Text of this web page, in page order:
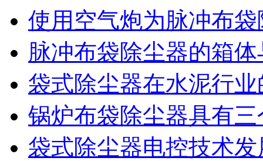
使用空气炮为脉冲布
脉冲布袋除尘器的箱
袋式除尘器在水泥行
锅炉布袋除尘器具有
袋式除尘器电控技术